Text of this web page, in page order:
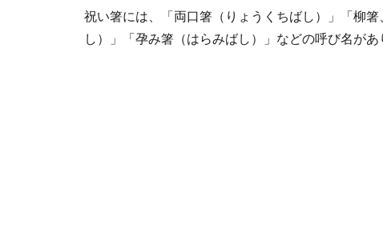
祝い箸には、「両口箸（りょうくちばし）」「柳
し）」「孕み箸（はらみばし）」などの呼び名があ